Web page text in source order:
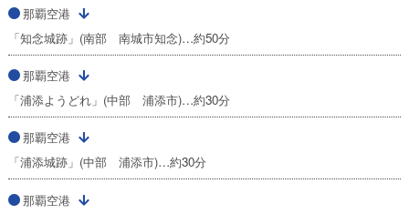
那覇空港
「知念城跡」(南部 南城市知念)…約50分
那覇空港
「浦添ようどれ」(中部 浦添市)…約30分
那覇空港
「浦添城跡」(中部 浦添市)…約30分
那覇空港